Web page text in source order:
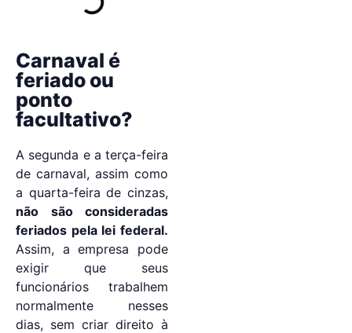
Carnaval é
feriado ou
ponto
facultativo?
A segunda e a terça-feira
de carnaval, assim como
a quarta-feira de cinzas,
não são consideradas
feriados pela lei federal.
Assim, a empresa pode
exigir que seus
funcionários trabalhem
normalmente nesses
dias, sem criar direito à